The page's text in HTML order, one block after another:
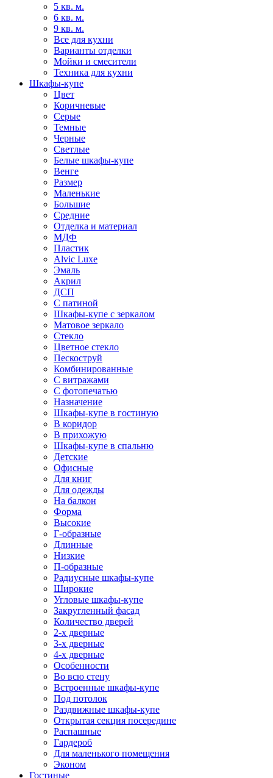
5 кв. м.
6 кв. м.
9 кв. м.
Все для кухни
Варианты отделки
Мойки и смесители
Техника для кухни
Шкафы-купе
Цвет
Коричневые
Серые
Темные
Черные
Светлые
Белые шкафы-купе
Венге
Размер
Маленькие
Большие
Средние
Отделка и материал
МДФ
Пластик
Alvic Luxe
Эмаль
Акрил
ДСП
С патиной
Шкафы-купе с зеркалом
Матовое зеркало
Стекло
Цветное стекло
Пескоструй
Комбинированные
С витражами
С фотопечатью
Назначение
Шкафы-купе в гостиную
В коридор
В прихожую
Шкафы-купе в спальню
Детские
Офисные
Для книг
Для одежды
На балкон
Форма
Высокие
Г-образные
Длинные
Низкие
П-образные
Радиусные шкафы-купе
Широкие
Угловые шкафы-купе
Закругленный фасад
Количество дверей
2-х дверные
3-х дверные
4-х дверные
Особенности
Во всю стену
Встроенные шкафы-купе
Под потолок
Раздвижные шкафы-купе
Открытая секция посередине
Распашные
Гардероб
Для маленького помещения
Эконом
Гостиные